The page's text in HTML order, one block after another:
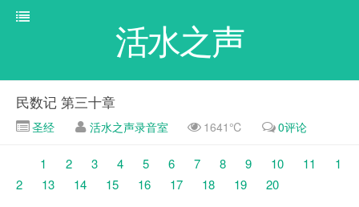
活水之声
民数记 第三十章
圣经 活水之声录音室 1641℃ 0评论
1 2 3 4 5 6 7 8 9 10 11
1
2
13 14 15 16 17 18 19
20